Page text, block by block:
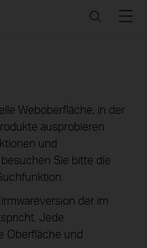
SearchMenu
Weboberfläche, in der
ausprobieren
und
Sie bitte die
der im
Jede
Oberfläche und